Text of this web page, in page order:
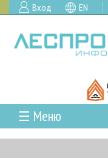
Вход EN
☰ Меню
ГЛАВНАЯ